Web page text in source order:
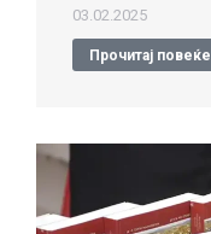
03.02.2025
Прочитај повеќе